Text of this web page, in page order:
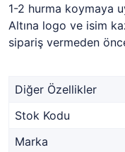
1-2 hurma koymaya
Altına logo ve isim
sipariş vermeden
Diğer Özellikler
Stok Kodu
Marka